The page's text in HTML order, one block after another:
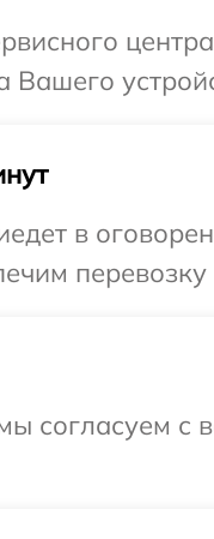
в
согласуем с